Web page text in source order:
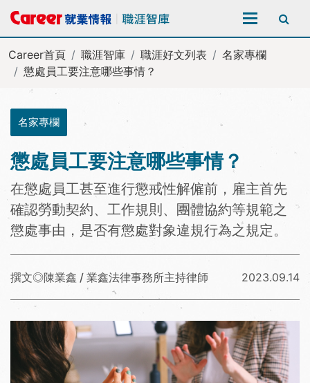
全站搜尋
Career首頁 職涯智庫 職涯好文列表
名家專欄
懲處員工要注意哪些事情？
名家專欄
懲處員工要注意哪些事情？
在懲處員工甚至進行懲戒性解僱前，雇主首先
確認勞動契約、工作規則、團體協約等規範之
懲處事由，是否有懲處對象違規行為之規定。
撰文◎陳業鑫 / 業鑫法律事務所主持律師 2023.09.14